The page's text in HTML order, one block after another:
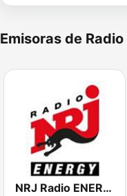
Emisoras de
NRJ Radio ENERGY